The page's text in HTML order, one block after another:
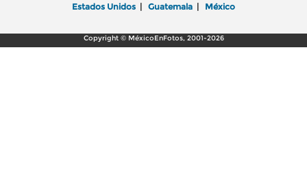
Estados Unidos | Guatemala | México
Copyright © MéxicoEnFotos, 2001-2026